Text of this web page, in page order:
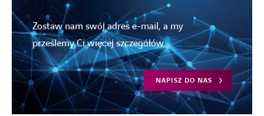
Zostaw nam swój adres e-mail, a my
prześlemy Ci więcej szczegółów.
NAPISZ DO NAS